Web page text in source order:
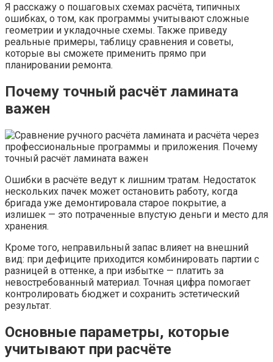
Я расскажу о пошаговых схемах расчёта, типичных
ошибках, о том, как программы учитывают сложные
геометрии и укладочные схемы. Также приведу
реальные примеры, таблицу сравнения и советы,
которые вы сможете применить прямо при
планировании ремонта.
Почему точный расчёт ламината
важен
Ошибки в расчёте ведут к лишним тратам. Недостаток
нескольких пачек может остановить работу, когда
бригада уже демонтировала старое покрытие, а
излишек — это потраченные впустую деньги и место для
хранения.
Кроме того, неправильный запас влияет на внешний
вид: при дефиците приходится комбинировать партии с
разницей в оттенке, а при избытке — платить за
невостребованный материал. Точная цифра помогает
контролировать бюджет и сохранить эстетический
результат.
Основные параметры, которые
учитывают при расчёте